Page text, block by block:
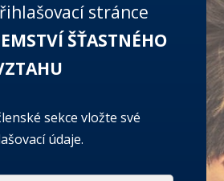
stránce
ŠŤASTNÉHO
sekce vložte své
údaje.